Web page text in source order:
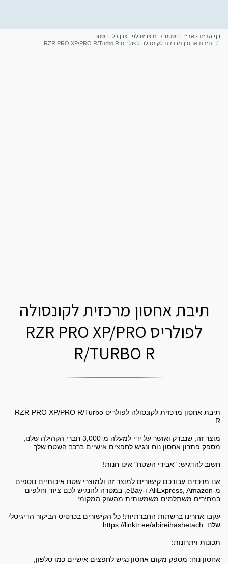
דף הבית - אבירי השטח
מוצרים לפי יצרן כלי השטח
תיבת אחסון מרכזית לקונסולה לפולריס RZR PRO XP/PRO R/Turbo R
תיבת אחסון מרכזית לקונסולה
לפולריס RZR PRO XP/PRO
R/TURBO R
תיבת אחסון מרכזית לקונסולה לפולריס RZR PRO XP/PRO R/Turbo
מוצר זה, שנבדק ואושר על ידי למעלה מ-3,000 חברי הקהילה שלנו,
אנו מרכזים עבורכם קישורים למוצר זה ולמוצרי שטח איכותיים נוספים
מ-AliExpress, Amazon ו-eBay, במטרה להנגיש לכם ציוד וחלפים
עקבו אחרינו ברשתות החברתיות! כל הקישורים בכרטיס הביקור הדיגיטלי
אחסון נוח: מספק מקום אחסון נגיש לחפצים אישיים כמו טלפון,